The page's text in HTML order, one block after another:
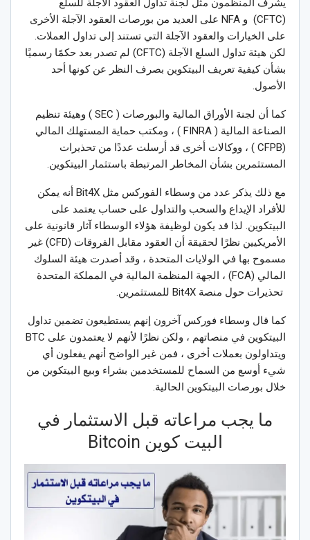
يشرف المنظمون مثل لجنة تداول العقود الآجلة للسلع
(CFTC) و NFA على العديد من بورصات العقود الآجلة الأخرى
على الخيارات والعقود الآجلة التي تستند إلى تداول العملات.
لكن هيئة تداول السلع الآجلة (CFTC) لم تصدر بعد حكمًا رسميًا
بشأن كيفية تعريف البيتكوين بصرف النظر عن كونها أحد
الأصول.
كما أن لجنة الأوراق المالية والبورصات ( SEC ) وهيئة تنظيم
الصناعة المالية ( FINRA ) ، ومكتب حماية المستهلك المالي
(CFPB ) ، ووكالات أخرى قد أرسلت عددًا من تحذيرات
المستثمرين بشأن المخاطر المرتبطة باستثمار البيتكوين.
مع ذلك يذكر عدد من وسطاء الفوركس مثل Bit4X أنه يمكن
للأفراد الإيداع والسحب والتداول على حساب يعتمد على
البيتكوين. لذا قد يكون لوظيفة هؤلاء الوسطاء آثار قانونية على
الأمريكيين نظرًا لحقيقة أن العقود مقابل الفروقات (CFD) غير
مسموح بها في الولايات المتحدة ، وقد أصدرت هيئة السلوك
المالي (FCA) ، الجهة المنظمة المالية في المملكة المتحدة
تحذيرات حول منصة Bit4X للمستثمرين.
كما قال وسطاء فوركس آخرون إنهم يستطيعون تضمين تداول
البيتكوين في منصاتهم ، ولكن نظرًا لأنهم لا يعتمدون على BTC
ويتداولون بعملات أخرى ، فمن غير الواضح أنهم يفعلون أي
شيء أوسع من السماح للمستخدمين بشراء وبيع البيتكوين من
خلال بورصات البيتكوين الحالية.
ما يجب مراعاته قبل الاستثمار في
البيت كوين Bitcoin